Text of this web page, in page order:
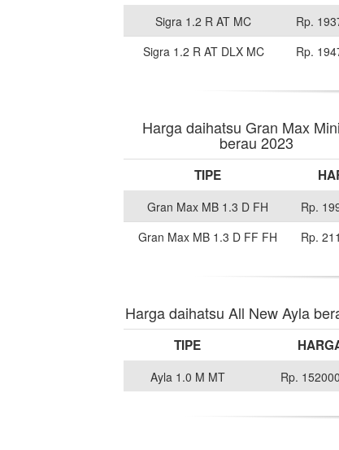
Sigra 1.2 R AT MC
Rp.
Sigra 1.2 R AT DLX MC
Rp.
Harga daihatsu Gran Max
berau 2023
TIPE
Gran Max MB 1.3 D FH
Rp.
Gran Max MB 1.3 D FF FH
Rp.
Harga daihatsu All New Ayla
TIPE
Ayla 1.0 M MT Rp.